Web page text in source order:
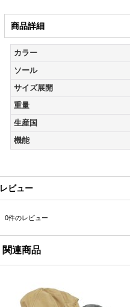
商品詳細
カラー
ソール
サイズ展開
重量
生産国
機能
レビュー
0件のレビュー
関連商品